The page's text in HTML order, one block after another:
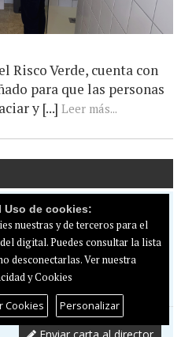
Risco Verde, cuenta con
para que las personas
y [...] Leer más...
la pasta
Pride Maspalomas que va
de mayo en el Yumbo, ha
la...
Uso de cookies:
nuestras y de terceros para el
digital. Puedes consultar la lista
desconectarlas.Ver nuestra
y Cookies
Cookies Personalizar